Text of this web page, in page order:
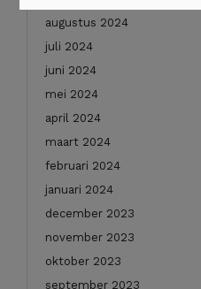
augustus 2024
juli 2024
juni 2024
mei 2024
april 2024
maart 2024
februari 2024
januari 2024
december 2023
november 2023
oktober 2023
september 2023